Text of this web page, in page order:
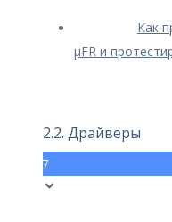
Как
μFR и
2.2. Драйверы
7